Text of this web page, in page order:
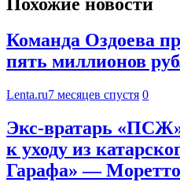
Команда Оздоева
пять миллионов
Lenta.ru7 месяцев спустя 0
Экс-вратарь
к уходу из
Гарафа» — Моретто